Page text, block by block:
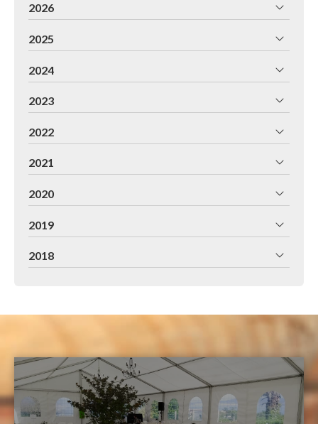
2026
2025
2024
2023
2022
2021
2020
2019
2018